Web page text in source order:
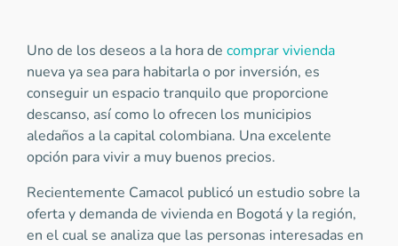
Uno de los deseos a la hora de comprar vivienda
nueva ya sea para habitarla o por inversión, es
conseguir un espacio tranquilo que proporcione
descanso, así como lo ofrecen los municipios
aledaños a la capital colombiana. Una excelente
opción para vivir a muy buenos precios.
Recientemente Camacol publicó un estudio sobre la
oferta y demanda de vivienda en Bogotá y la región,
en el cual se analiza que las personas interesadas en